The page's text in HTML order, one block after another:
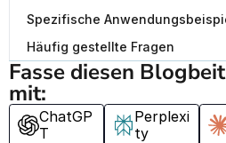
Spezifische
Häufig gestellte Fragen
Fasse diesen
mit:
ChatGP
T
Perplexi
ty